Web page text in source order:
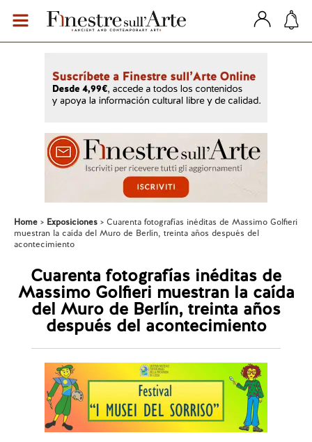
Home Exposiciones
Cuarenta fotografías inéditas de Massimo Golfieri
muestran la caída del Muro de Berlín, treinta años después del
acontecimiento
Cuarenta fotografías inéditas de
Massimo Golfieri muestran la caída
del Muro de Berlín, treinta años
después del acontecimiento